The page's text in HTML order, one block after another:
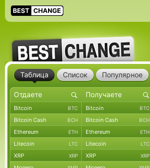
Таблица Список Популярное
Bitcoin BTC Bitcoin BTC
Bitcoin Cash BCH Bitcoin Cash BCH
Ethereum ETH Ethereum ETH
Litecoin LTC Litecoin LTC
XRP XRP XRP XRP